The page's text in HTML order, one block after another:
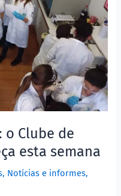
o Clube de
esta semana
, Notícias e informes,